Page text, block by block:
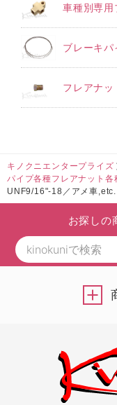
車種別専
ブレーキ
フレアナ
キノクニエンタープライズ
パイプ各種フレアナット各
UNF9/16"-18／アメ車
お探しの